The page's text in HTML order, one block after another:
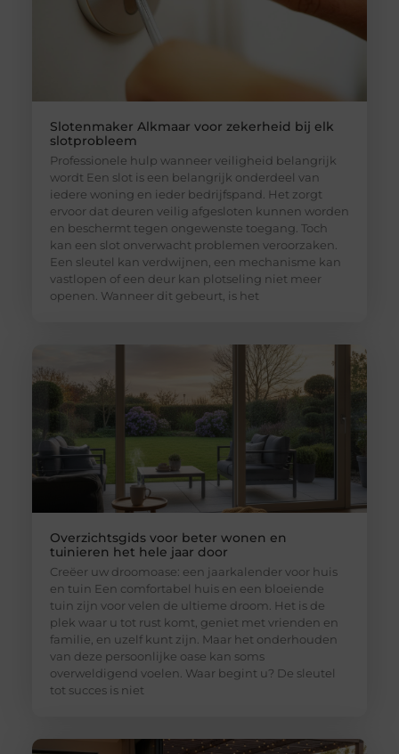
Slotenmaker Alkmaar voor zekerheid bij elk
slotprobleem
Professionele hulp wanneer veiligheid belangrijk
wordt Een slot is een belangrijk onderdeel van
iedere woning en ieder bedrijfspand. Het zorgt
ervoor dat deuren veilig afgesloten kunnen worden
en beschermt tegen ongewenste toegang. Toch
kan een slot onverwacht problemen veroorzaken.
Een sleutel kan verdwijnen, een mechanisme kan
vastlopen of een deur kan plotseling niet meer
openen. Wanneer dit gebeurt, is het
Overzichtsgids voor beter wonen en
tuinieren het hele jaar door
Creëer uw droomoase: een jaarkalender voor huis
en tuin Een comfortabel huis en een bloeiende
tuin zijn voor velen de ultieme droom. Het is de
plek waar u tot rust komt, geniet met vrienden en
familie, en uzelf kunt zijn. Maar het onderhouden
van deze persoonlijke oase kan soms
overweldigend voelen. Waar begint u? De sleutel
tot succes is niet